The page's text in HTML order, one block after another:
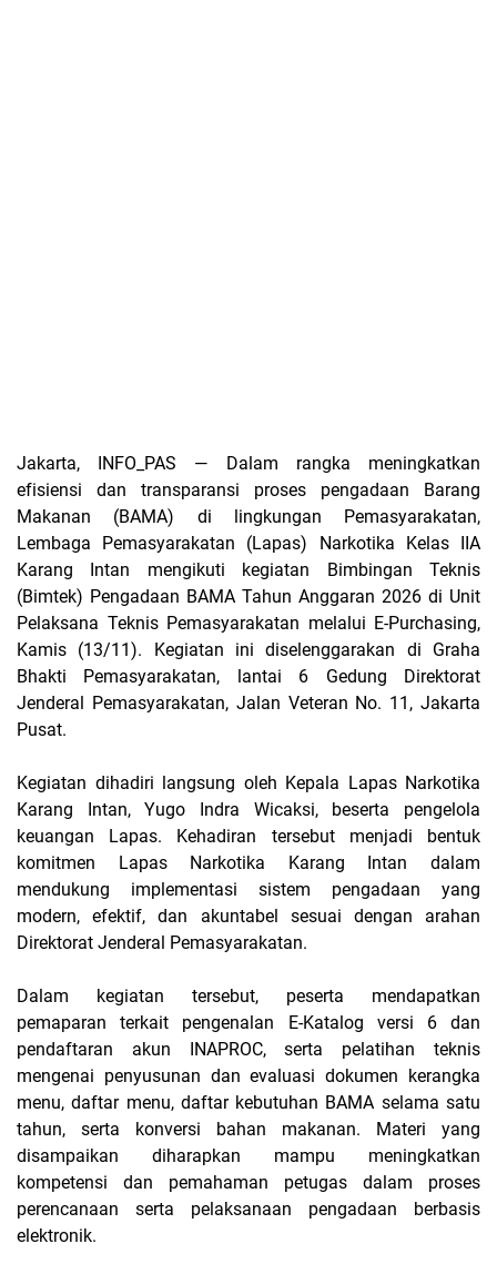
Jakarta, INFO_PAS — Dalam rangka meningkatkan
efisiensi dan transparansi proses pengadaan Barang
Makanan (BAMA) di lingkungan Pemasyarakatan,
Lembaga Pemasyarakatan (Lapas) Narkotika Kelas IIA
Karang Intan mengikuti kegiatan Bimbingan Teknis
(Bimtek) Pengadaan BAMA Tahun Anggaran 2026 di Unit
Pelaksana Teknis Pemasyarakatan melalui E-Purchasing,
Kamis (13/11). Kegiatan ini diselenggarakan di Graha
Bhakti Pemasyarakatan, lantai 6 Gedung Direktorat
Jenderal Pemasyarakatan, Jalan Veteran No. 11, Jakarta
Pusat.
Kegiatan dihadiri langsung oleh Kepala Lapas Narkotika
Karang Intan, Yugo Indra Wicaksi, beserta pengelola
keuangan Lapas. Kehadiran tersebut menjadi bentuk
komitmen Lapas Narkotika Karang Intan dalam
mendukung implementasi sistem pengadaan yang
modern, efektif, dan akuntabel sesuai dengan arahan
Direktorat Jenderal Pemasyarakatan.
Dalam kegiatan tersebut, peserta mendapatkan
pemaparan terkait pengenalan E-Katalog versi 6 dan
pendaftaran akun INAPROC, serta pelatihan teknis
mengenai penyusunan dan evaluasi dokumen kerangka
menu, daftar menu, daftar kebutuhan BAMA selama satu
tahun, serta konversi bahan makanan. Materi yang
disampaikan diharapkan mampu meningkatkan
kompetensi dan pemahaman petugas dalam proses
perencanaan serta pelaksanaan pengadaan berbasis
elektronik.